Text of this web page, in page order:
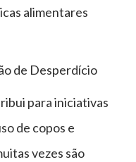
alimentares
de Desperdício
para iniciativas
de copos e
vezes são